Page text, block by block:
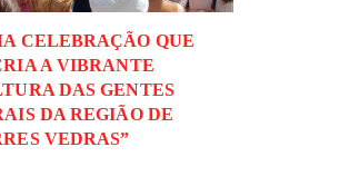
CELEBRAÇÃO QUE
A VIBRANTE
DAS GENTES
DA REGIÃO DE
VEDRAS”